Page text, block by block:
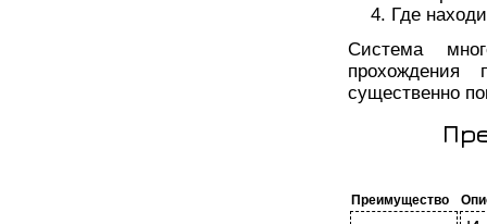
Где
Система
прохождения
существенно
Преимущество